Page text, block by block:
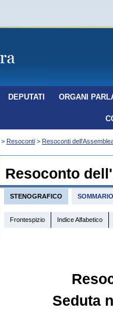
DEPUTATI ORGANI
> Resoconti > Resoconti
Resoconto
STENOGRAFICO SOMMARIO
Frontespizio Indice Alfabetico
Seduta